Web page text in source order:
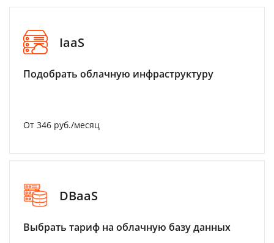
IaaS
Подобрать облачную инфраструктуру
От 346 руб./месяц
DBaaS
Выбрать тариф на облачную базу данных